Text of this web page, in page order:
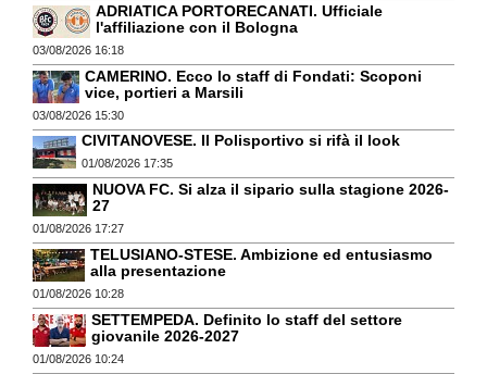
ADRIATICA PORTORECANATI. Ufficiale
l'affiliazione con il Bologna
03/08/2026 16:18
CAMERINO. Ecco lo staff di Fondati: Scoponi
vice, portieri a Marsili
03/08/2026 15:30
CIVITANOVESE. Il Polisportivo si rifà il look
01/08/2026 17:35
NUOVA FC. Si alza il sipario sulla stagione 2026-
27
01/08/2026 17:27
TELUSIANO-STESE. Ambizione ed entusiasmo
alla presentazione
01/08/2026 10:28
SETTEMPEDA. Definito lo staff del settore
giovanile 2026-2027
01/08/2026 10:24